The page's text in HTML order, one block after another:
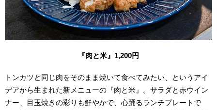
『肉と米』1,200円
トンカツと同じ肉をそのまま焼いて食べてみたい、というアイ
デアから生まれた新メニューの『肉と米』。サラダと赤ウイン
ナー、目玉焼きの彩りも鮮やかで、心踊るランチプレートで